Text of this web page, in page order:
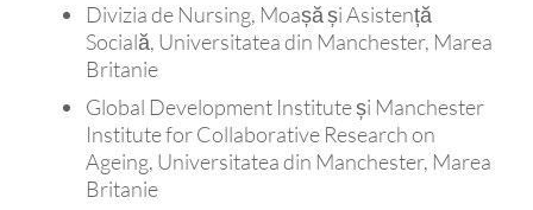
Divizia de Nursing, Moașă și Asistență
Socială, Universitatea din Manchester, Marea
Britanie
Global Development Institute și Manchester
Institute for Collaborative Research on
Ageing, Universitatea din Manchester, Marea
Britanie